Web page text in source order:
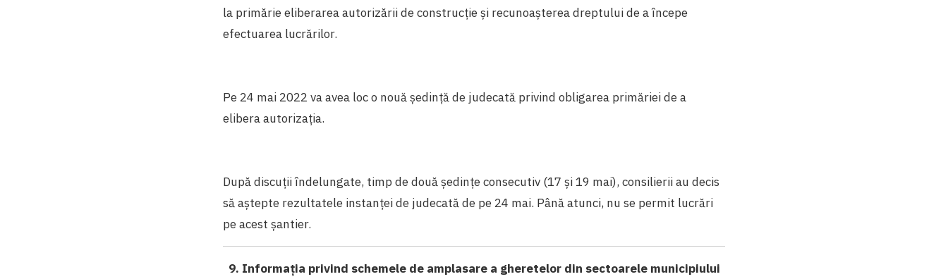
la primărie eliberarea autorizării de construcție și recunoașterea dreptului de a începe
efectuarea lucrărilor.
Pe 24 mai 2022 va avea loc o nouă ședință de judecată privind obligarea primăriei de a
elibera autorizația.
După discuții îndelungate, timp de două ședințe consecutiv (17 și 19 mai), consilierii au decis
să aștepte rezultatele instanței de judecată de pe 24 mai. Până atunci, nu se permit lucrări
pe acest șantier.
9. Informația privind schemele de amplasare a gheretelor din sectoarele municipiului